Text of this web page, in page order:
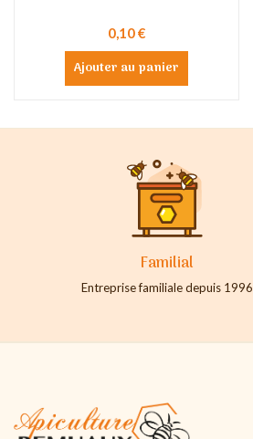
0,10 €
Ajouter au panier
Familial
Entreprise familiale depuis 1996